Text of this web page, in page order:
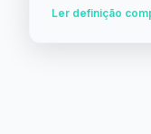
Ler definição